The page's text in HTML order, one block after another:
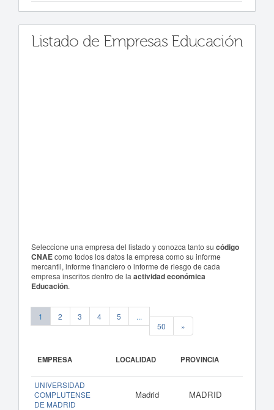
Listado de Empresas Educación
Seleccione una empresa del listado y conozca tanto sucódigo
CNAEcomo todos los datos la empresa como su informe
mercantil, informe financiero o informe de riesgo de cada
empresa inscritos dentro de laactividad económica
Educación.
1 2 3 4 5
...
50
»
EMPRESA LOCALIDAD PROVINCIA
UNIVERSIDAD
COMPLUTENSE
DE MADRID
Madrid MADRID